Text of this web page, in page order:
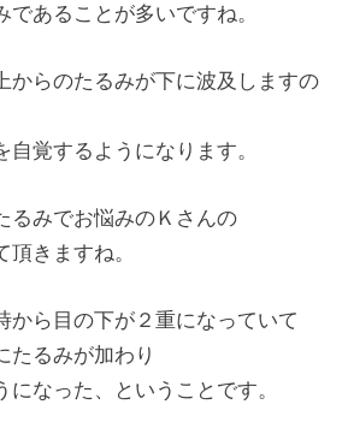
であることが多いですね。
からのたるみが下に波及しますの
自覚するようになります。
るみでお悩みのＫさんの
頂きますね。
から目の下が２重になっていて
たるみが加わり
になった、ということです。